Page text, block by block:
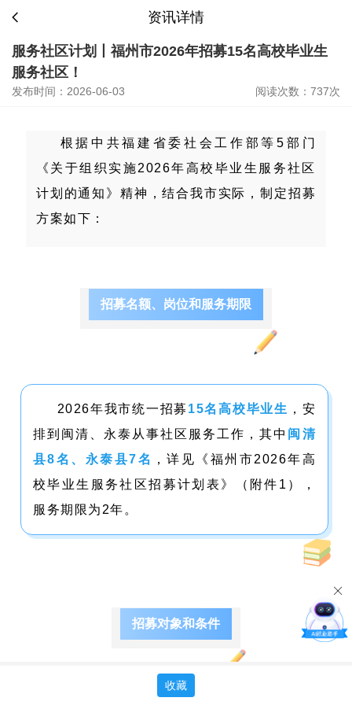
资讯详情
服务社区计划丨福州市2026年招募15名高校毕业生
服务社区！
发布时间：2026-06-03 阅读次数：737次
根据中共福建省委社会工作部等5部门
《关于组织实施2026年高校毕业生服务社区
计划的通知》精神，结合我市实际，制定招募
方案如下：
招募名额、岗位和服务期限
2026年我市统一招募 15名高校毕业生 ，安
排到闽清、永泰从事社区服务工作，其中 闽清
县8名、永泰县7名
，详见《福州市2026年高
校毕业生服务社区招募计划表》（附件1），
服务期限为2年。
招募对象和条件
收藏